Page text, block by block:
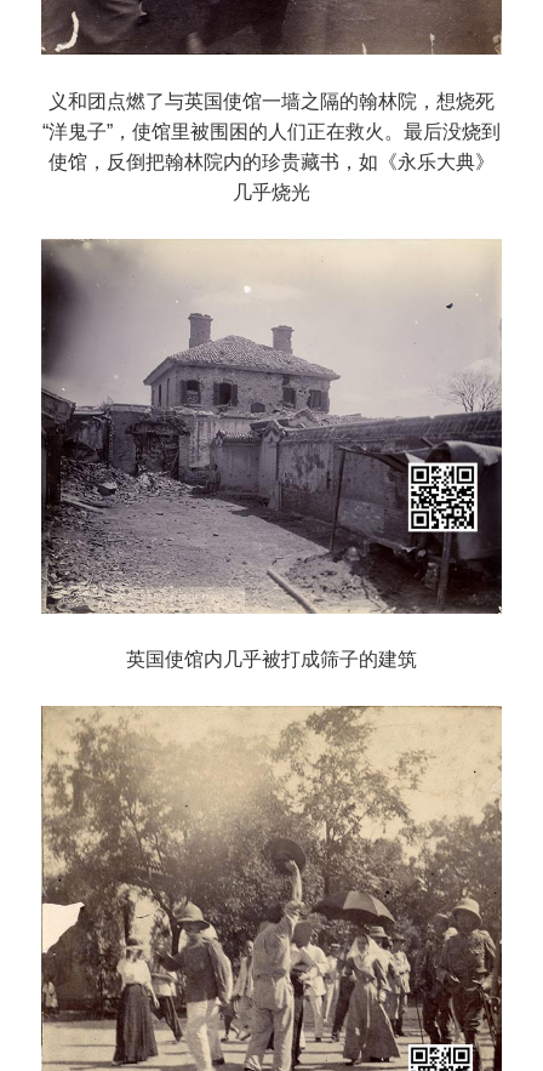
义和团点燃了与英国使馆一墙之隔的翰林院，想烧死
“洋鬼子”，使馆里被围困的人们正在救火。最后没烧到
使馆，反倒把翰林院内的珍贵藏书，如《永乐大典》
几乎烧光
英国使馆内几乎被打成筛子的建筑